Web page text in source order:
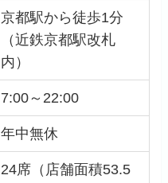
京都駅から徒歩1分
（近鉄京都駅改札
内）
7:00～22:00
年中無休
24席（店舗面積53.5